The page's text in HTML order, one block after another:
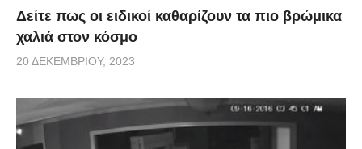
Δείτε πως οι ειδικοί καθαρίζουν τα πιο βρώμικα
χαλιά στον κόσμο
20 ΔΕΚΕΜΒΡΊΟΥ, 2023